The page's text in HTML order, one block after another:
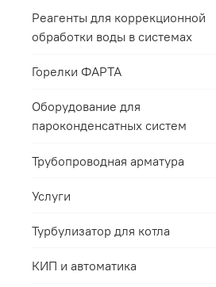
Реагенты для коррекционной
обработки воды в системах
Горелки ФАРТА
Оборудование для
пароконденсатных систем
Трубопроводная арматура
Услуги
Турбулизатор для котла
КИП и автоматика